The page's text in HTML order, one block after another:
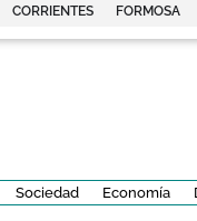
CORRIENTES FORMOSA
Sociedad Economía